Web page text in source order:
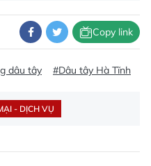
Copy link
dâu tây #Dâu tây Hà Tĩnh
- DỊCH VỤ